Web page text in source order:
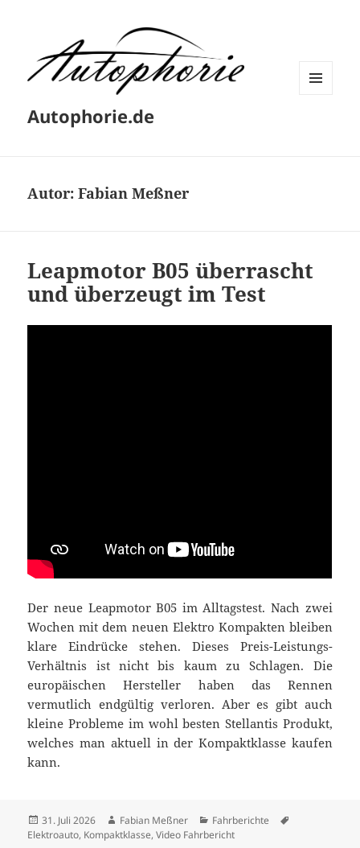
Autophorie.de
Autor:Fabian Meßner
Leapmotor B05 überrascht
und überzeugt im Test
Der neue Leapmotor B05 im Alltagstest. Nach zwei
Wochen mit dem neuen Elektro Kompakten bleiben
klare Eindrücke stehen. Dieses Preis-Leistungs-
Verhältnis ist nicht bis kaum zu Schlagen. Die
europäischen Hersteller haben das Rennen
vermutlich endgültig verloren. Aber es gibt auch
kleine Probleme im wohl besten Stellantis Produkt,
welches man aktuell in der Kompaktklasse kaufen
kann.
Veröffentlicht
am
31. Juli 2026 Autor
Fabian Meßner Kategorien
Fahrberichte
Elektroauto, Kompaktklasse,Video Fahrbericht